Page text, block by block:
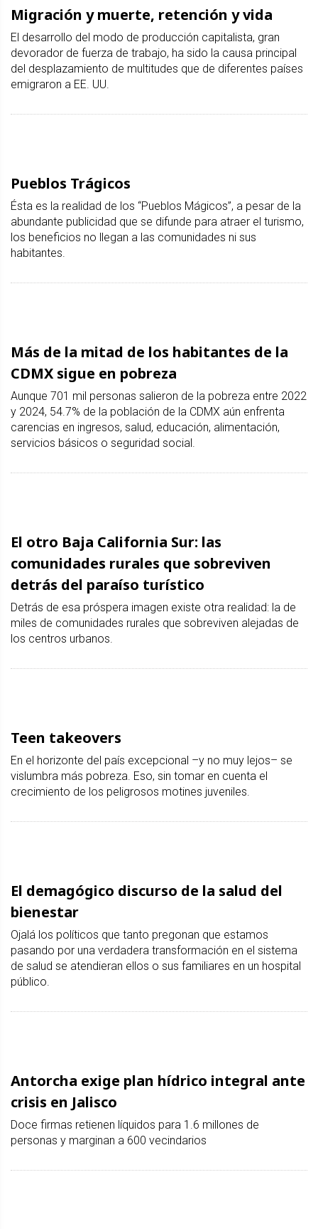
Migración y muerte, retención y vida
El desarrollo del modo de producción capitalista, gran
devorador de fuerza de trabajo, ha sido la causa principal
del desplazamiento de multitudes que de diferentes países
emigraron a EE. UU.
Pueblos Trágicos
Ésta es la realidad de los “Pueblos Mágicos”, a pesar de la
abundante publicidad que se difunde para atraer el turismo,
los beneficios no llegan a las comunidades ni sus
habitantes.
Más de la mitad de los habitantes de la
CDMX sigue en pobreza
Aunque 701 mil personas salieron de la pobreza entre 2022
y 2024, 54.7% de la población de la CDMX aún enfrenta
carencias en ingresos, salud, educación, alimentación,
servicios básicos o seguridad social.
El otro Baja California Sur: las
comunidades rurales que sobreviven
detrás del paraíso turístico
Detrás de esa próspera imagen existe otra realidad: la de
miles de comunidades rurales que sobreviven alejadas de
los centros urbanos.
Teen takeovers
En el horizonte del país excepcional –y no muy lejos– se
vislumbra más pobreza. Eso, sin tomar en cuenta el
crecimiento de los peligrosos motines juveniles.
El demagógico discurso de la salud del
bienestar
Ojalá los políticos que tanto pregonan que estamos
pasando por una verdadera transformación en el sistema
de salud se atendieran ellos o sus familiares en un hospital
público.
Antorcha exige plan hídrico integral ante
crisis en Jalisco
Doce firmas retienen líquidos para 1.6 millones de
personas y marginan a 600 vecindarios